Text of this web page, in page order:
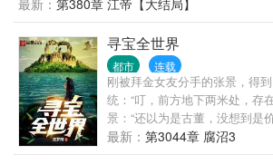
断，算不算紧急避险？ 网友:好
二十分钟，挖断国防电缆军队过
过最后劫匪都出来重新做人了
缉犯:喂，110吗，我实名举报
媒体:蒙面热心市民将破坏国防
安机关 …… 就在众人以为江凡
谁料这仅仅是一个新的开始。
徒，你直接砸碎玻璃掏出越王勾
最新： 第380章 江帝【大结局】
寻宝全世界
都市 连载
刚被拜金女友分手的张景，得
统：“叮，前方地下两米处，存
景：“还以为是古董，没想到是
…… 深埋地下的古币，公园水下
寻不到的宝藏遗
最新： 第3044章 腐沼3